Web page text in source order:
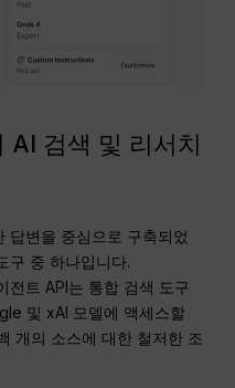
AI 검색 및 리서치
답변을 중심으로 구축되었
구 중 하나입니다.
트 API는 통합 검색 도구
및 xAI 모델에 액세스할
개의 소스에 대한 철저한 조